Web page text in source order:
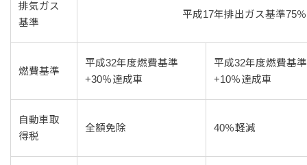
排気ガス
基準
平成17年排出ガス基準75
燃費基準
平成32年度燃費基準
+30％達成車
平成32年度燃費基準
+10％達成車
自動車取
得税
全額免除 40％軽減